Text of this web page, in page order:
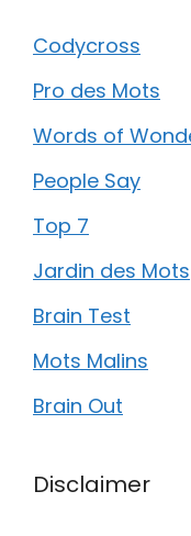
Codycross
Pro des Mots
Words of
People Say
Top 7
Jardin des Mots
Brain Test
Mots Malins
Brain Out
Disclaimer